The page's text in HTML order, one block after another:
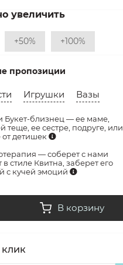
увеличить
+50% +100%
пропозиции
Игрушки Вазы
Букет-близнец — ее маме,
теще, ее сестре, подруге, или
детишек
— соберет с нами
в стиле Квитна, заберет его
с кучей эмоций
В корзину
клик